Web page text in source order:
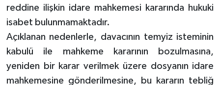
reddine ilişkin idare mahkemesi kararında hukuki
isabet bulunmamaktadır.
Açıklanan nedenlerle, davacının temyiz isteminin
kabulü ile mahkeme kararının bozulmasına,
yeniden bir karar verilmek üzere dosyanın idare
mahkemesine gönderilmesine, bu kararın tebliğ